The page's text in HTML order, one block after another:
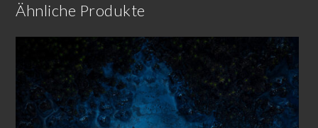
Ähnliche Produkte